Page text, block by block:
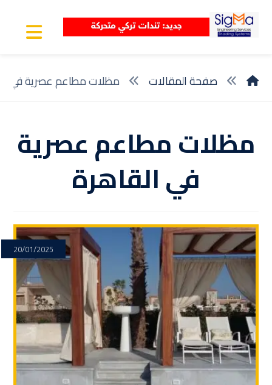
صفحة المقالات مظلات مطاعم عصرية في
مظلات مطاعم عصرية
في القاهرة
20/01/2025